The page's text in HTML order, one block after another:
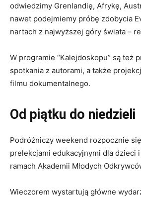
odwiedzimy Grenlandię, Afrykę,
nawet podejmiemy próbę zdobycia
nartach z najwyższej góry świata –
W programie “Kalejdoskopu” są też
spotkania z autorami, a także
filmu dokumentalnego.
Od piątku do niedzieli
Podróżniczy weekend rozpocznie
prelekcjami edukacyjnymi dla dzieci i
ramach Akademii Młodych
Wieczorem wystartują główne